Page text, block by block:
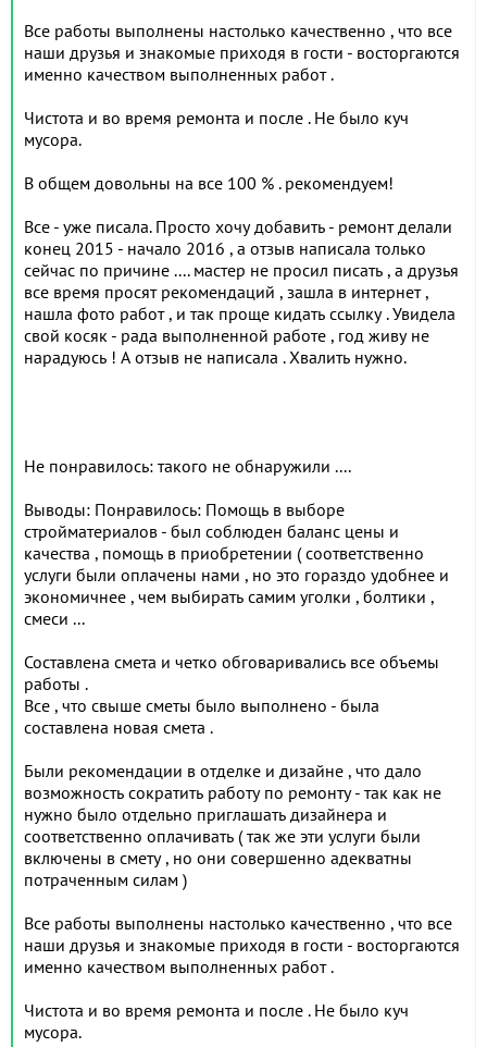
Все работы выполнены настолько качественно , что все
наши друзья и знакомые приходя в гости - восторгаются
именно качеством выполненных работ .
Чистота и во время ремонта и после . Не было куч
мусора.
В общем довольны на все 100 % . рекомендуем!
Все - уже писала. Просто хочу добавить - ремонт делали
конец 2015 - начало 2016 , а отзыв написала только
сейчас по причине .... мастер не просил писать , а друзья
все время просят рекомендаций , зашла в интернет ,
нашла фото работ , и так проще кидать ссылку . Увидела
свой косяк - рада выполненной работе , год живу не
нарадуюсь ! А отзыв не написала . Хвалить нужно.
Не понравилось: такого не обнаружили ....
Выводы: Понравилось: Помощь в выборе
стройматериалов - был соблюден баланс цены и
качества , помощь в приобретении ( соответственно
услуги были оплачены нами , но это гораздо удобнее и
экономичнее , чем выбирать самим уголки , болтики ,
смеси ...
Составлена смета и четко обговаривались все объемы
работы .
Все , что свыше сметы было выполнено - была
составлена новая смета .
Были рекомендации в отделке и дизайне , что дало
возможность сократить работу по ремонту - так как не
нужно было отдельно приглашать дизайнера и
соответственно оплачивать ( так же эти услуги были
включены в смету , но они совершенно адекватны
потраченным силам )
Все работы выполнены настолько качественно , что все
наши друзья и знакомые приходя в гости - восторгаются
именно качеством выполненных работ .
Чистота и во время ремонта и после . Не было куч
мусора.